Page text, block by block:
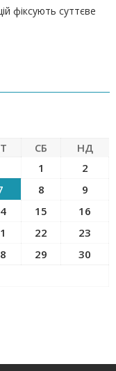
фіксують суттєве
СБ
НД
1
2
8
9
15
16
22
23
29
30